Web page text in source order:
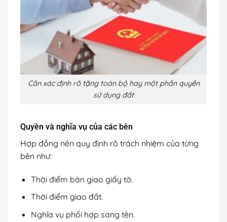
Cần xác định rõ tặng toàn bộ hay một phần quyền
sử dụng đất
Quyền và nghĩa vụ của các bên
Hợp đồng nên quy định rõ trách nhiệm của từng
bên như:
Thời điểm bàn giao giấy tờ.
Thời điểm giao đất.
Nghĩa vụ phối hợp sang tên.